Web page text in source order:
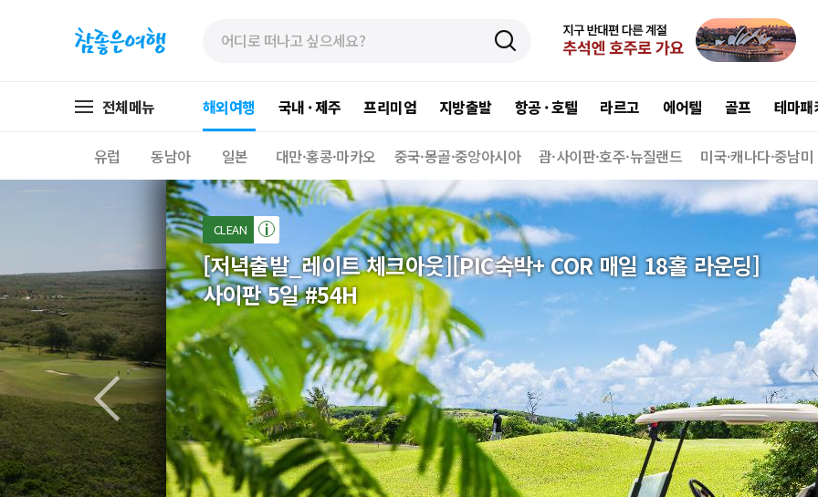
전체메뉴 해외여행 국내 · 제주 프리미엄 지방출발 항공 · 호텔 라르고 에어텔 골프 테마패
유럽 동남아 일본 대만·홍콩·마카오 중국·몽골·중앙아시아 괌·사이판·호주·뉴질랜드 미국·캐나다·중남미
CLEAN
[저녁출발_레이트 체크아웃][PIC숙박+ COR 매일 18홀 라운딩]
사이판 5일 #54H